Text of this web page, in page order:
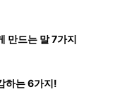
만드는 말 7가지
하는 6가지!